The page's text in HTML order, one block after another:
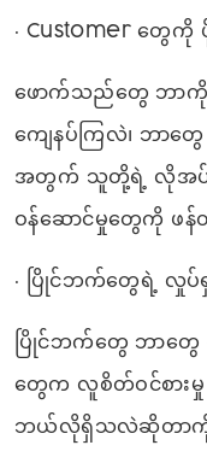
• Customer တွေကို
ဖောက်သည်တွေ ဘာကို
ကျေနပ်ကြလဲ၊ ဘာတွ
အတွက် သူတို့ရဲ့ လိုအပ်ခ
ဝန်ဆောင်မှုတွေကို ဖန်
• ပြိုင်ဘက်တွေရဲ့ လှုပ်
ပြိုင်ဘက်တွေ ဘာတွေ
တွေက လူစိတ်ဝင်စား
ဘယ်လိုရှိသလဲဆိုတာကို